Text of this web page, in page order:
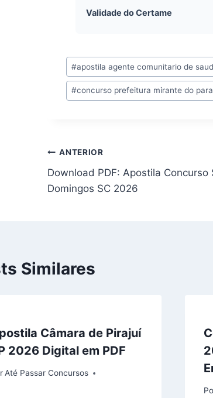
Validade do Certame
Tags
do
Post:
#apostila agente comunitario de
#concurso prefeitura mirante do
Navegação
de
ANTERIOR
Download PDF: Apostila Concurso
Domingos SC 2026
Similares
Câmara de Pirajuí
2026 Digital em PDF
Até Passar Concursos